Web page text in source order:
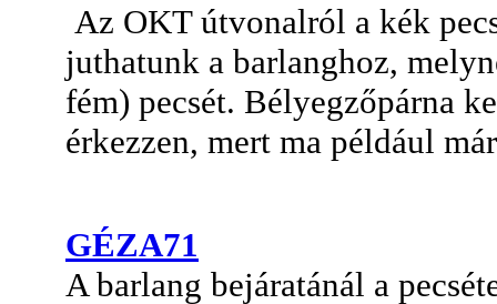
Az OKT útvonalról a kék
juthatunk a barlanghoz,
fém) pecsét. Bélyegzőpárna
érkezzen, mert ma például
GÉZA71
A barlang bejáratánál a